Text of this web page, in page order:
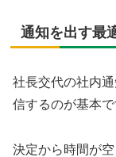
通知を出す最
社長交代の社内
信するのが基本で
決定から時間が